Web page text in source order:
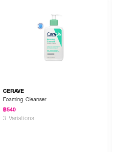
CERAVE
Foaming Cleanser
฿540
3 Variations